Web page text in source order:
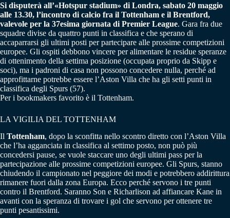
Si disputerà all’«Hotspur stadium» di Londra, sabato 20 maggio
alle 13.30, l’incontro di calcio fra il Tottenham e il Brentford,
valevole per la 37esima giornata di Premier League. Gara fra due
squadre divise da quattro punti in classifica e che sperano di
accaparrarsi gli ultimi posti per partecipare alle prossime competizioni
europee. Gli ospiti debbono vincere per alimentare le residue speranze
di ottenimento della settima posizione (occupata proprio da Skipp e
soci), ma i padroni di casa non possono concedere nulla, perché ad
approfittarne potrebbe essere l’Aston Villa che ha gli setti punti in
classifica degli Spurs (57).
Per i bookmakers favorito è il Tottenham.
LA VIGILIA DEL TOTTENHAM
Il Tottenham, dopo la sconfitta nello scontro diretto con l’Aston Villa
che l’ha agganciata in classifica al settimo posto, non può più
concedersi pause, se vuole staccare uno degli ultimi pass per la
partecipazione alle prossime competizioni europee. Gli Spurs, stanno
chiudendo il campionato nel peggiore dei modi e potrebbero addirittura
rimanere fuori dalla zona Europa. Ecco perché servono i tre punti
contro il Brentford. Saranno Son e Richarlison ad affiancare Kane in
avanti con la speranza di trovare i gol che servono per ottenere tre
punti pesantissimi.